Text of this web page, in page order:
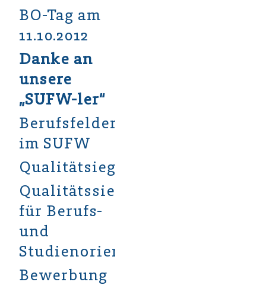
BO-Tag am
11.10.2012
Danke an
unsere
„SUFW-ler“
Berufsfelderkundung
im SUFW
Qualitätsiegelfeier
Qualitätssiegel
für Berufs-
und
Studienorientierung
Bewerbung